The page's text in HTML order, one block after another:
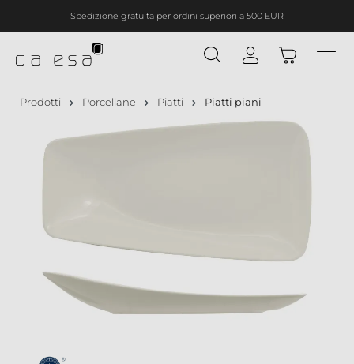
principaleSpedizione gratuita per ordini superiori a 500 EUR
Prodotti Porcellane Piatti Piatti piani